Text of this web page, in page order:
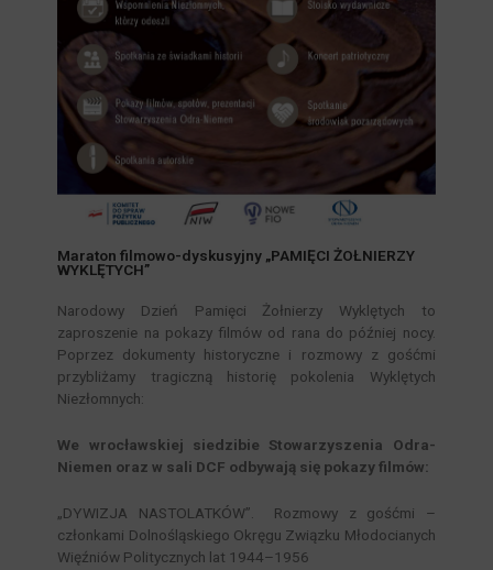
Maraton filmowo-dyskusyjny „PAMIĘCI ŻOŁNIERZY
WYKLĘTYCH”
Narodowy Dzień Pamięci Żołnierzy Wyklętych to
zaproszenie na pokazy filmów od rana do później nocy.
Poprzez dokumenty historyczne i rozmowy z gośćmi
przybliżamy tragiczną historię pokolenia Wyklętych
Niezłomnych:
We wrocławskiej siedzibie Stowarzyszenia Odra-
Niemen oraz w sali DCF odbywają się pokazy filmów:
„DYWIZJA NASTOLATKÓW”. Rozmowy z gośćmi –
członkami Dolnośląskiego Okręgu Związku Młodocianych
Więźniów Politycznych lat 1944–1956